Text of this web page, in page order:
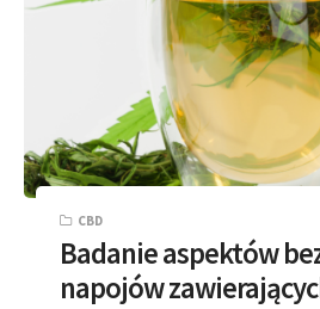
CBD
Badanie aspektów
napojów